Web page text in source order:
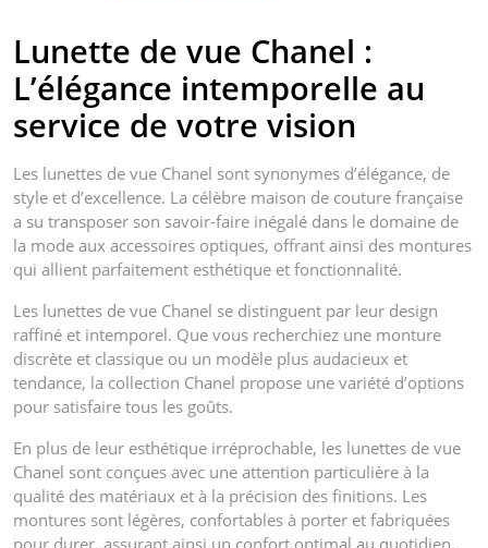
Lunette de vue Chanel :
L’élégance intemporelle au
service de votre vision
Les lunettes de vue Chanel sont synonymes d’élégance, de
style et d’excellence. La célèbre maison de couture française
a su transposer son savoir-faire inégalé dans le domaine de
la mode aux accessoires optiques, offrant ainsi des montures
qui allient parfaitement esthétique et fonctionnalité.
Les lunettes de vue Chanel se distinguent par leur design
raffiné et intemporel. Que vous recherchiez une monture
discrète et classique ou un modèle plus audacieux et
tendance, la collection Chanel propose une variété d’options
pour satisfaire tous les goûts.
En plus de leur esthétique irréprochable, les lunettes de vue
Chanel sont conçues avec une attention particulière à la
qualité des matériaux et à la précision des finitions. Les
montures sont légères, confortables à porter et fabriquées
pour durer, assurant ainsi un confort optimal au quotidien.